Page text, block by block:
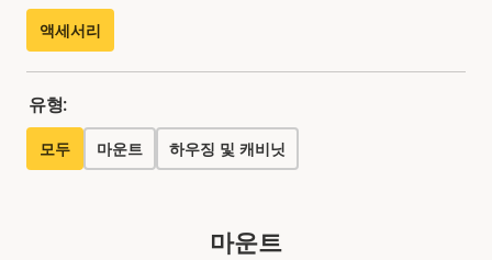
액세서리
유형:
모두 마운트 하우징 및 캐비닛
마운트